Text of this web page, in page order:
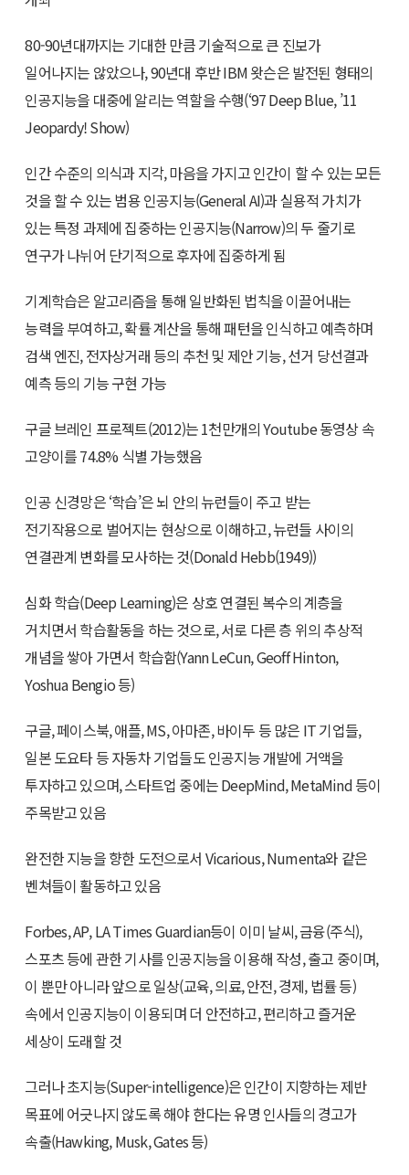
80-90년대까지는 기대한 만큼 기술적으로 큰 진보가
일어나지는 않았으나, 90년대 후반 IBM 왓슨은 발전된 형태의
인공지능을 대중에 알리는 역할을 수행(‘97 Deep Blue, ’11
Jeopardy! Show)
인간 수준의 의식과 지각, 마음을 가지고 인간이 할 수 있는 모든
것을 할 수 있는 범용 인공지능(General AI)과 실용적 가치가
있는 특정 과제에 집중하는 인공지능(Narrow)의 두 줄기로
연구가 나뉘어 단기적으로 후자에 집중하게 됨
기계학습은 알고리즘을 통해 일반화된 법칙을 이끌어내는
능력을 부여하고, 확률 계산을 통해 패턴을 인식하고 예측하며
검색 엔진, 전자상거래 등의 추천 및 제안 기능, 선거 당선결과
예측 등의 기능 구현 가능
구글 브레인 프로젝트(2012)는 1천만개의 Youtube 동영상 속
고양이를 74.8% 식별 가능했음
인공 신경망은 ‘학습’은 뇌 안의 뉴런들이 주고 받는
전기작용으로 벌어지는 현상으로 이해하고, 뉴런들 사이의
연결관계 변화를 모사하는 것(Donald Hebb(1949))
심화 학습(Deep Learning)은 상호 연결된 복수의 계층을
거치면서 학습활동을 하는 것으로, 서로 다른 층 위의 추상적
개념을 쌓아 가면서 학습함(Yann LeCun, Geoff Hinton,
Yoshua Bengio 등)
구글, 페이스북, 애플, MS, 아마존, 바이두 등 많은 IT 기업들,
일본 도요타 등 자동차 기업들도 인공지능 개발에 거액을
투자하고 있으며, 스타트업 중에는 DeepMind, MetaMind 등이
주목받고 있음
완전한 지능을 향한 도전으로서 Vicarious, Numenta와 같은
벤쳐들이 활동하고 있음
Forbes, AP, LA Times Guardian등이 이미 날씨, 금융(주식),
스포츠 등에 관한 기사를 인공지능을 이용해 작성, 출고 중이며,
이 뿐만 아니라 앞으로 일상(교육, 의료, 안전, 경제, 법률 등)
속에서 인공지능이 이용되며 더 안전하고, 편리하고 즐거운
세상이 도래할 것
그러나 초지능(Super-intelligence)은 인간이 지향하는 제반
목표에 어긋나지 않도록 해야 한다는 유명 인사들의 경고가
속출(Hawking, Musk, Gates 등)